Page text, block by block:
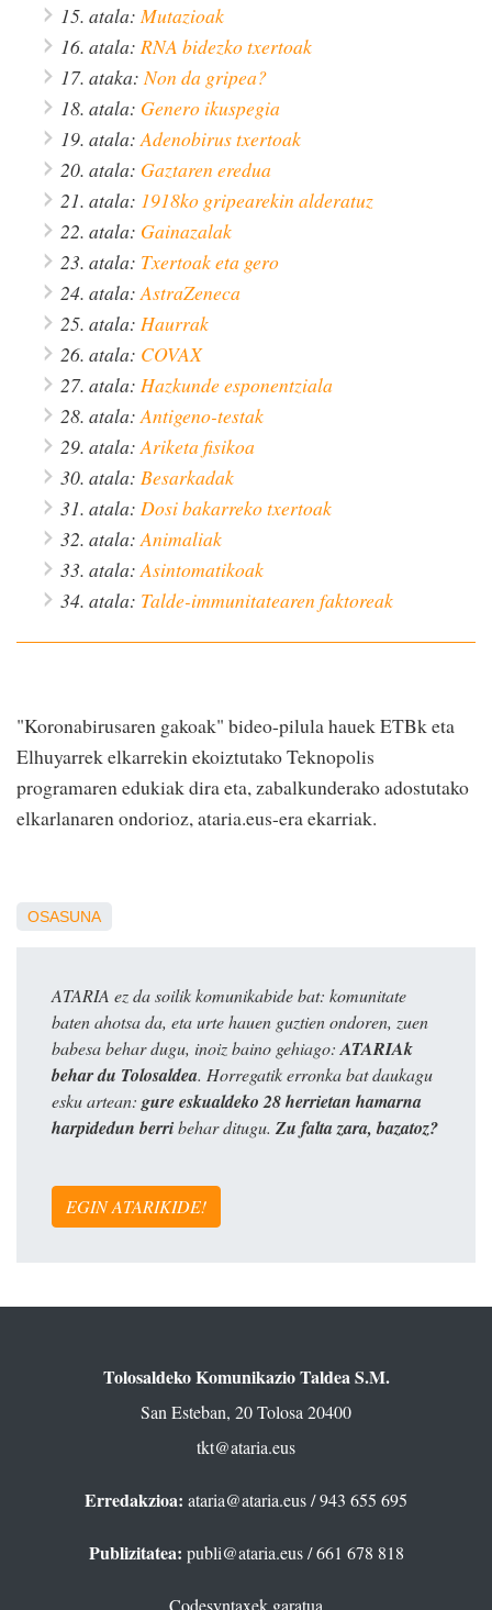
15. atala:Mutazioak
16. atala: RNA bidezko txertoak
17. ataka:Non da gripea?
18. atala: Genero ikuspegia
19. atala:Adenobirus txertoak
20. atala: Gaztaren eredua
21. atala: 1918ko gripearekin alderatuz
22. atala: Gainazalak
23. atala: Txertoak eta gero
24. atala:AstraZeneca
25. atala: Haurrak
26. atala: COVAX
27. atala: Hazkunde esponentziala
28. atala:Antigeno-testak
29. atala:Ariketa fisikoa
30. atala: Besarkadak
31. atala: Dosi bakarreko txertoak
32. atala:Animaliak
33. atala:Asintomatikoak
34. atala: Talde-immunitatearen faktoreak
"Koronabirusaren gakoak" bideo-pilula hauek ETBk eta
Elhuyarrek elkarrekin ekoiztutako Teknopolis
programaren edukiak dira eta, zabalkunderako adostutako
elkarlanaren ondorioz, ataria.eus-era ekarriak.
OSASUNA
ATARIA ez da soilik komunikabide bat: komunitate
baten ahotsa da, eta urte hauen guztien ondoren, zuen
babesa behar dugu, inoiz baino gehiago: ATARIAk
behar du Tolosaldea. Horregatik erronka bat daukagu
esku artean: gure eskualdeko 28 herrietan hamarna
harpidedun berribehar ditugu. Zu falta zara, bazatoz?
EGIN ATARIKIDE!
Tolosaldeko Komunikazio Taldea S.M.
San Esteban, 20 Tolosa 20400
tkt@ataria.eus
Erredakzioa: ataria@ataria.eus/ 943 655 695
Publizitatea: publi@ataria.eus/ 661 678 818
Codesyntaxek garatua